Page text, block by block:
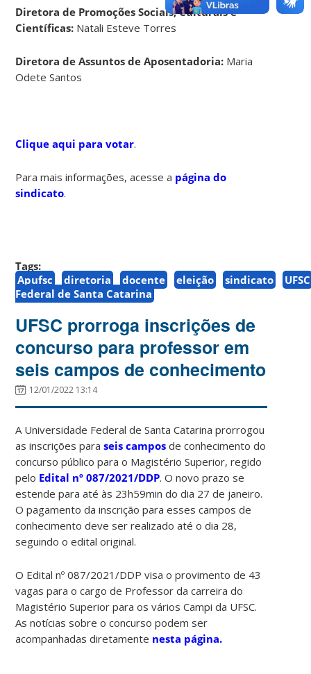
Diretora de Promoções Sociais, Culturais e
Científicas: Natali Esteve Torres
Diretora de Assuntos de Aposentadoria: Maria
Odete Santos
Clique aqui para votar.
Para mais informações, acesse a página do
sindicato.
Tags:
Apufsc
diretoria docente eleição sindicato
UFSC
Federal de Santa Catarina
UFSC prorroga inscrições de
concurso para professor em
seis campos de conhecimento
12/01/2022 13:14
A Universidade Federal de Santa Catarina prorrogou
as inscrições paraseis campos de conhecimento do
concurso público para o Magistério Superior, regido
pelo Edital nº 087/2021/DDP. O novo prazo se
estende para até às 23h59min do dia 27 de janeiro.
O pagamento da inscrição para esses campos de
conhecimento deve ser realizado até o dia 28,
seguindo o edital original.
O Edital nº 087/2021/DDP visa o provimento de 43
vagas para o cargo de Professor da carreira do
Magistério Superior para os vários Campi da UFSC.
As notícias sobre o concurso podem ser
acompanhadas diretamente nesta página.